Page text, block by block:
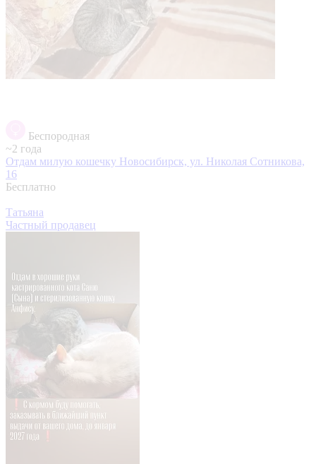
Беспородная
~2 года
Отдам милую кошечку Новосибирск, ул. Николая Сотникова,
16
Бесплатно
Татьяна
Частный продавец